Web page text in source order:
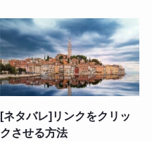
[ネタバレ]リンクをクリッ
クさせる方法